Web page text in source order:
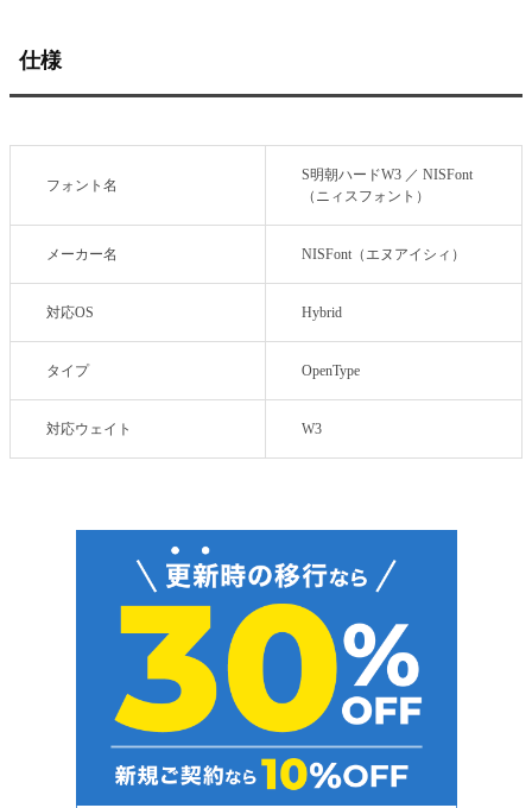
仕様
フォント名
S明朝ハードW3 ／ NISFont
（ニィスフォント）
メーカー名 NISFont（エヌアイシィ）
対応OS Hybrid
タイプ OpenType
対応ウェイト W3